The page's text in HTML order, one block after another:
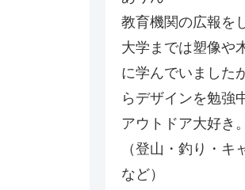
教育機関の広報を
大学までは塑像や
に学んでいました
らデザインを勉強
アウトドア大好き。
（登山・釣り・キ
など）